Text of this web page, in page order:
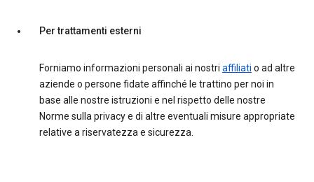
Per trattamenti esterni
Forniamo informazioni personali ai nostri affiliati o ad altre
aziende o persone fidate affinché le trattino per noi in
base alle nostre istruzioni e nel rispetto delle nostre
Norme sulla privacy e di altre eventuali misure appropriate
relative a riservatezza e sicurezza.